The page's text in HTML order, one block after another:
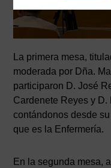
La primera mesa,
moderada por Dña.
participaron D. José
Cardenete Reyes y
contándonos desde
que es la Enfermería.
En la segunda mesa,